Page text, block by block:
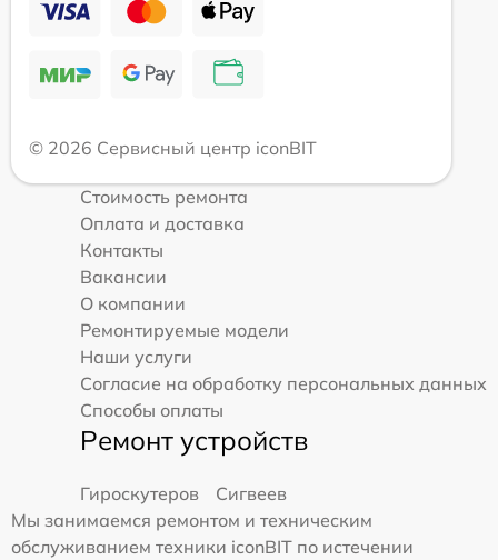
© 2026 Сервисный центр iconBIT
Стоимость ремонта
Оплата и доставка
Контакты
Вакансии
О компании
Ремонтируемые модели
Наши услуги
Согласие на обработку персональных данных
Способы оплаты
Ремонт устройств
Гироскутеров
Сигвеев
Мы занимаемся ремонтом и техническим
обслуживанием техники iconBIT по истечении